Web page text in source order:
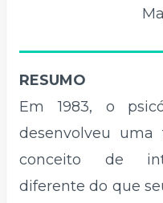
RESUMO
Em 1983, o
desenvolveu
conceito de
diferente do que